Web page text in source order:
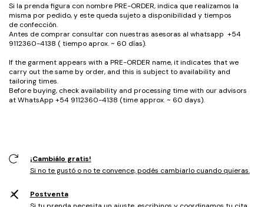
Si la prenda figura con nombre PRE-ORDER, indica que realizamos la
misma por pedido, y este queda sujeto a disponibilidad y tiempos
de confección.
Antes de comprar consultar con nuestras asesoras al whatsapp +54
9112360-4138 ( tiempo aprox. ~ 60 días).
If the garment appears with a PRE-ORDER name, it indicates that we
carry out the same by order, and this is subject to availability and
tailoring times.
Before buying, check availability and processing time with our advisors
at WhatsApp +54 9112360-4138 (time approx. ~ 60 days).
¡Cambiálo gratis!
Si no te gustó o no te convence, podés cambiarlo cuando quieras.
Postventa